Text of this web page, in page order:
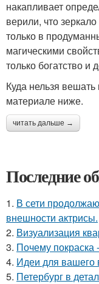
накапливает
верили, что
только в
магическими
только богатство и
Куда нельзя
материале ниже.
читать дальше →
Последние
1. В сети
внешности актрисы.
2. Визуализация
3. Почему покраска
4. Идеи для вашего
5. Петербург в